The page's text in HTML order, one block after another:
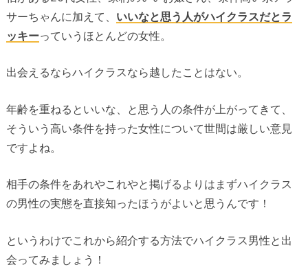
サーちゃんに加えて、 いいなと思う人がハイクラスだとラ
ッキーっていうほとんどの女性。
出会えるならハイクラスなら越したことはない。
年齢を重ねるといいな、と思う人の条件が上がってきて、
そういう高い条件を持った女性について世間は厳しい意見
ですよね。
相手の条件をあれやこれやと掲げるよりはまずハイクラス
の男性の実態を直接知ったほうがよいと思うんです！
というわけでこれから紹介する方法でハイクラス男性と出
会ってみましょう！